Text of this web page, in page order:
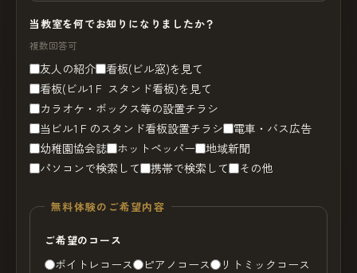
当教室を何でお知りになりましたか？
複数回答可
友人の紹介
看板(ビル窓)を見て
看板(ビル1Ｆ スタンド看板)を見て
カラオケ・ボックス等の設置チラシ
当ビル1Ｆのスタンド看板設置チラシ
電車・バス広告
幼稚園協会誌
ホットペッパー
地域新聞
パソコンで検索して
携帯で検索して その他
無料体験のご希望内容
ご希望のコース
ボイトレコース ピアノコース リトミックコース